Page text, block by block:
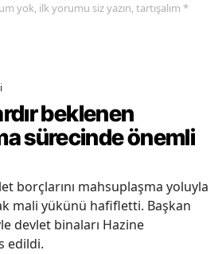
yok, ilk yorumu siz yazın, tartışalım *
beklenen
sürecinde önemli
borçlarını mahsuplaşma yoluyla
mali yükünü hafifletti. Başkan
devlet binaları Hazine
edildi.